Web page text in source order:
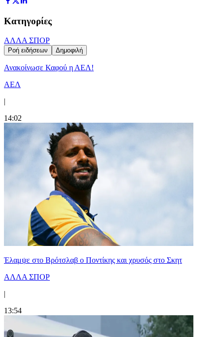
Κατηγορίες
ΑΛΛΑ ΣΠΟΡ
Ροή ειδήσεων Δημοφιλή
Ανακοίνωσε Καφού η ΑΕΛ!
ΑΕΛ
|
14:02
Έλαμψε στο Βρότσλαβ ο Ποντίκης και χρυσός στο Σκητ
ΑΛΛΑ ΣΠΟΡ
|
13:54